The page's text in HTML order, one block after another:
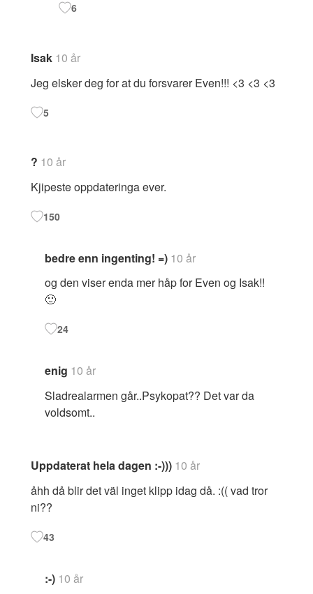
6
Isak 10 år
Jeg elsker deg for at du forsvarer Even!!! <3 <3 <3
5
? 10 år
Kjipeste oppdateringa ever.
150
bedre enn ingenting! =) 10 år
og den viser enda mer håp for Even og Isak!!
🙂
24
enig 10 år
Sladrealarmen går..Psykopat?? Det var da
voldsomt..
Uppdaterat hela dagen :-))) 10 år
åhh då blir det väl inget klipp idag då. :(( vad tror
ni??
43
:-) 10 år